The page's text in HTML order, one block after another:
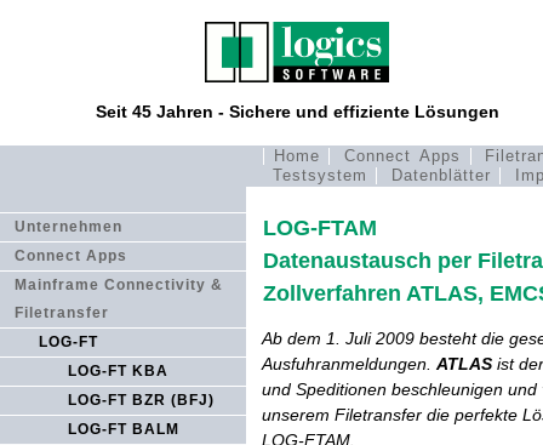
Seit 45 Jahren - Sichere und effiziente Lösungen
Home Connect Apps
Testsystem
Datenblätter
Unternehmen
Connect Apps
Mainframe Connectivity &
Filetransfer
LOG-FT
LOG-FT KBA
LOG-FT BZR (BFJ)
LOG-FT BALM
LOG-FTAM
Datenaustausch per
Zollverfahren ATLAS,
Ab dem 1. Juli 2009 besteht die
Ausfuhranmeldungen. ATLAS ist
und Speditionen beschleunigen
unserem Filetransfer die perfekte
LOG-FTAM.